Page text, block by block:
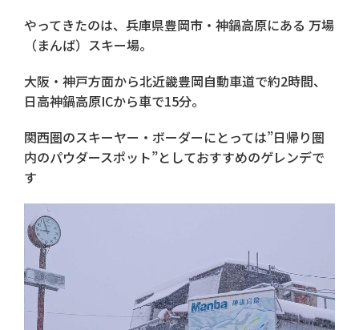
やってきたのは、兵庫県豊岡市・神鍋高原にある 万場
（まんば）スキー場。
大阪・神戸方面から北近畿豊岡自動車道で約2時間、
日高神鍋高原ICから車で15分。
関西圏のスキーヤー・ボーダーにとっては”日帰り圏
内のパウダースポット”としておすすめのゲレンデで
す